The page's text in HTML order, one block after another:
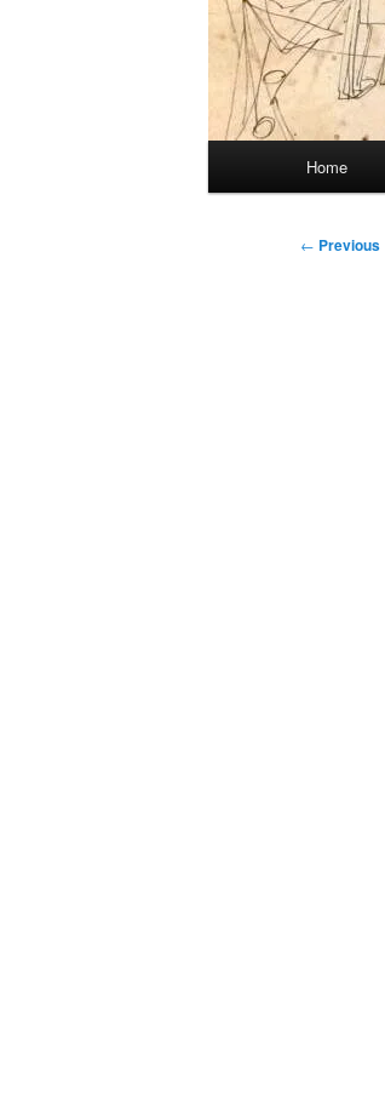
Home
Post
← Previous